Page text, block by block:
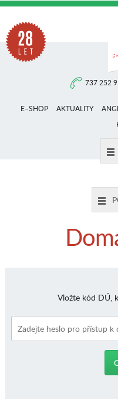
737 252
E–SHOP AKTUALITY
Vložte kód DÚ,